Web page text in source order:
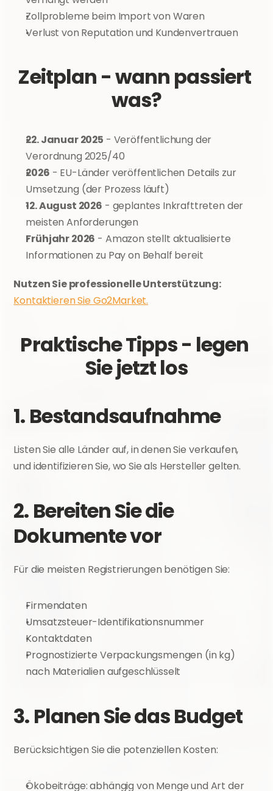
Zollprobleme beim Import von Waren
Verlust von Reputation und Kundenvertrauen
Zeitplan - wann passiert
was?
22. Januar 2025 - Veröffentlichung der
Verordnung 2025/40
2026 - EU-Länder veröffentlichen Details zur
Umsetzung (der Prozess läuft)
12. August 2026 - geplantes Inkrafttreten der
meisten Anforderungen
Frühjahr 2026 - Amazon stellt aktualisierte
Informationen zu Pay on Behalf bereit
Nutzen Sie professionelle Unterstützung:
Kontaktieren Sie Go2Market.
Praktische Tipps - legen
Sie jetzt los
1. Bestandsaufnahme
Listen Sie alle Länder auf, in denen Sie verkaufen,
und identifizieren Sie, wo Sie als Hersteller gelten.
2. Bereiten Sie die
Dokumente vor
Für die meisten Registrierungen benötigen Sie:
Firmendaten
Umsatzsteuer-Identifikationsnummer
Kontaktdaten
Prognostizierte Verpackungsmengen (in kg)
nach Materialien aufgeschlüsselt
3. Planen Sie das Budget
Berücksichtigen Sie die potenziellen Kosten:
Ökobeiträge: abhängig von Menge und Art der